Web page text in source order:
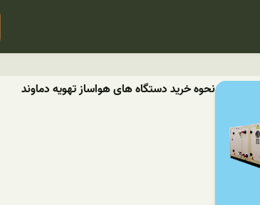
نحوه خرید دستگاه های هواساز تهویه دماوند